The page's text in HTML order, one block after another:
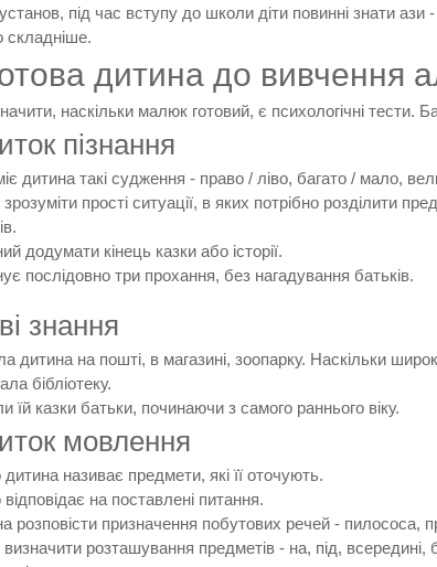
установ, під час вступу до школи діти повинні знати
складніше.
дитина до вивчення
наскільки малюк готовий, є психологічні тести.
пізнання
дитина такі судження - право / ліво, багато / мало,
прості ситуації, в яких потрібно розділити
додумати кінець казки або історії.
послідовно три прохання, без нагадування батьків.
знання
дитина на пошті, в магазині, зоопарку. Наскільки
бібліотеку.
їй казки батьки, починаючи з самого раннього віку.
мовлення
дитина називає предмети, які її оточують.
на поставлені питання.
розповісти призначення побутових речей - пилососа,
розташування предметів - на, під, всередині,